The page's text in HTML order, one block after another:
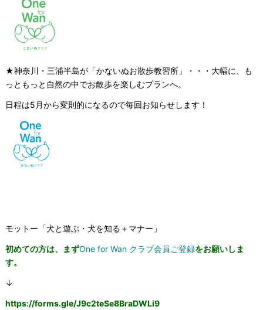
★神奈川・三浦半島が「かないぬお散歩教習所」・・・大幅に、も
っともっと自然の中でお散歩を楽しむプランへ。
日程は5月から変則的になるので毎回お知らせします！
モットー「犬と遊ぶ・犬を知る＋マナー」
初めての方は、まずOne for Wan クラブ会員ご登録をお願いしま
す。
↓
https://forms.gle/J9c2teSe8BraDWLi9